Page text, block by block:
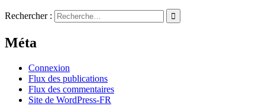
Rechercher :
Méta
Connexion
Flux des publications
Flux des commentaires
Site de WordPress-FR